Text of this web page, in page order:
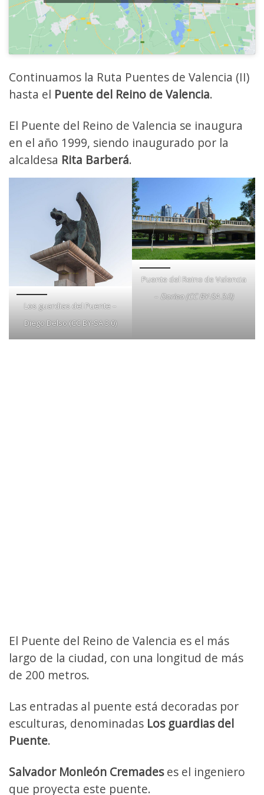
Continuamos la Ruta Puentes de Valencia (II)
hasta el Puente del Reino de Valencia.
El Puente del Reino de Valencia se inaugura
en el año 1999, siendo inaugurado por la
alcaldesa Rita Barberá.
Los guardias del Puente –
Diego Delso (CC BY-SA 3.0)
Puente del Reino de Valencia
–Dorieo (CC BY-SA 3.0)
El Puente del Reino de Valencia es el más
largo de la ciudad, con una longitud de más
de 200 metros.
Las entradas al puente está decoradas por
esculturas, denominadas Los guardias del
Puente.
Salvador Monleón Cremadeses el ingeniero
que proyecta este puente.